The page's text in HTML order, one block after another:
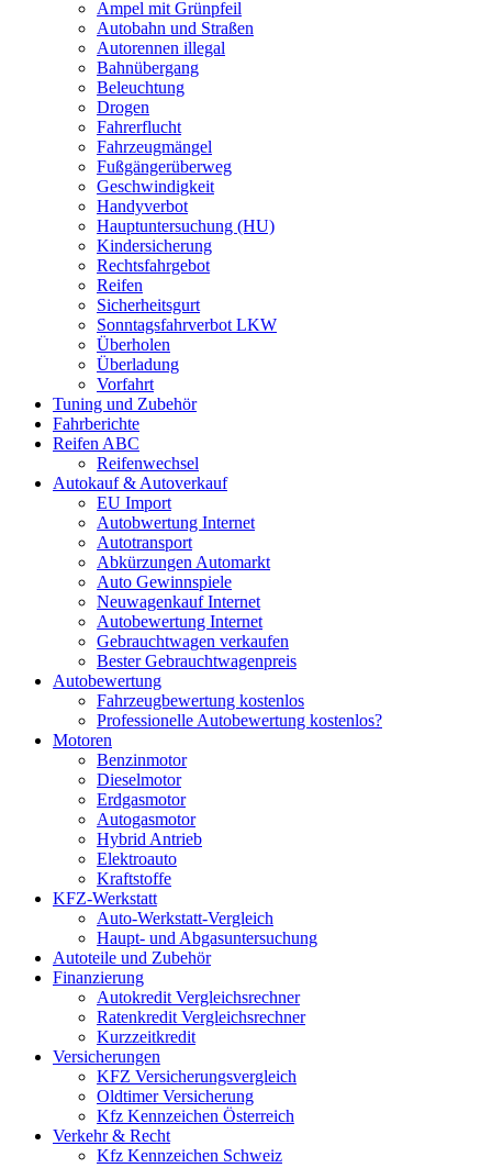
Ampel mit Grünpfeil
Autobahn und Straßen
Autorennen illegal
Bahnübergang
Beleuchtung
Drogen
Fahrerflucht
Fahrzeugmängel
Fußgängerüberweg
Geschwindigkeit
Handyverbot
Hauptuntersuchung (HU)
Kindersicherung
Rechtsfahrgebot
Reifen
Sicherheitsgurt
Sonntagsfahrverbot LKW
Überholen
Überladung
Vorfahrt
Tuning und Zubehör
Fahrberichte
Reifen ABC
Reifenwechsel
Autokauf & Autoverkauf
EU Import
Autobwertung Internet
Autotransport
Abkürzungen Automarkt
Auto Gewinnspiele
Neuwagenkauf Internet
Autobewertung Internet
Gebrauchtwagen verkaufen
Bester Gebrauchtwagenpreis
Autobewertung
Fahrzeugbewertung kostenlos
Professionelle Autobewertung kostenlos?
Motoren
Benzinmotor
Dieselmotor
Erdgasmotor
Autogasmotor
Hybrid Antrieb
Elektroauto
Kraftstoffe
KFZ-Werkstatt
Auto-Werkstatt-Vergleich
Haupt- und Abgasuntersuchung
Autoteile und Zubehör
Finanzierung
Autokredit Vergleichsrechner
Ratenkredit Vergleichsrechner
Kurzzeitkredit
Versicherungen
KFZ Versicherungsvergleich
Oldtimer Versicherung
Kfz Kennzeichen Österreich
Verkehr & Recht
Kfz Kennzeichen Schweiz